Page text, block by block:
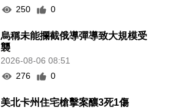
250
0
烏稱未能攔截俄導彈導致大規模受
襲
2026-08-06 08:51
276
0
美北卡州住宅槍擊案釀3死1傷